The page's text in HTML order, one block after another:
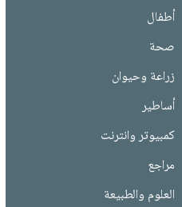
أطفال
صحة
زراعة وحيوان
أساطير
كمبيوتر وانترنت
مراجع
العلوم والطبيعة